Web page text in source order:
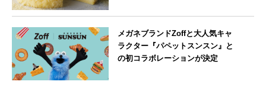
メガネブランドZoffと大人気キャ
ラクター『パペットスンスン』と
の初コラボレーションが決定